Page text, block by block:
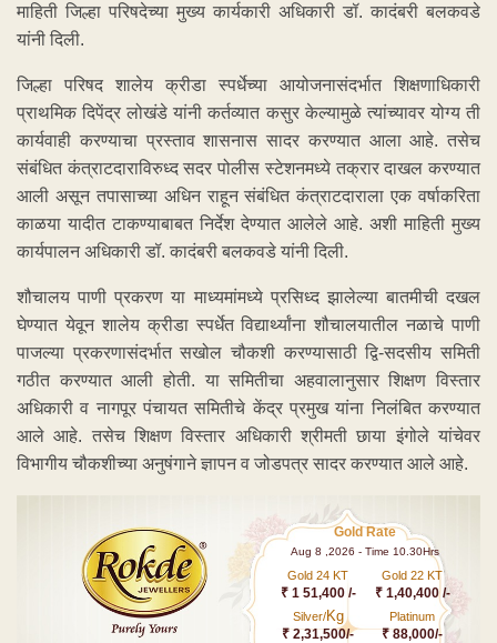
माहिती जिल्हा परिषदेच्या मुख्य कार्यकारी अधिकारी डॉ. कादंबरी बलकवडे
यांनी दिली.
जिल्हा परिषद शालेय क्रीडा स्पर्धेच्या आयोजनासंदर्भात शिक्षणाधिकारी
प्राथमिक दिपेंद्र लोखंडे यांनी कर्तव्यात कसुर केल्यामुळे त्यांच्यावर योग्य ती
कार्यवाही करण्याचा प्रस्ताव शासनास सादर करण्यात आला आहे. तसेच
संबंधित कंत्राटदाराविरुध्द सदर पोलीस स्टेशनमध्ये तक्रार दाखल करण्यात
आली असून तपासाच्या अधिन राहून संबंधित कंत्राटदाराला एक वर्षाकरिता
काळया यादीत टाकण्याबाबत निर्देश देण्यात आलेले आहे. अशी माहिती मुख्य
कार्यपालन अधिकारी डॉ. कादंबरी बलकवडे यांनी दिली.
शौचालय पाणी प्रकरण या माध्यमांमध्ये प्रसिध्द झालेल्या बातमीची दखल
घेण्यात येवून शालेय क्रीडा स्पर्धेत विद्यार्थ्यांना शौचालयातील नळाचे पाणी
पाजल्या प्रकरणासंदर्भात सखोल चौकशी करण्यासाठी द्वि-सदसीय समिती
गठीत करण्यात आली होती. या समितीचा अहवालानुसार शिक्षण विस्तार
अधिकारी व नागपूर पंचायत समितीचे केंद्र प्रमुख यांना निलंबित करण्यात
आले आहे. तसेच शिक्षण विस्तार अधिकारी श्रीमती छाया इंगोले यांचेवर
विभागीय चौकशीच्या अनुषंगाने ज्ञापन व जोडपत्र सादर करण्यात आले आहे.
Gold Rate
Aug 8 ,2026 - Time 10.30Hrs
Gold 24 KT
₹ 1 51,400 /-
Gold 22 KT
₹ 1,40,400 /-
Silver/Kg
₹ 2,31,500/-
Platinum
₹ 88,000/-